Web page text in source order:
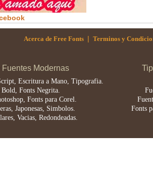
Acerca de Free Fonts | Terminos y
Fuentes Modernas
Escritura a Mano, Tipografia.
Bold, Fonts Negrita.
Fonts para Corel.
Japonesas, Simbolos.
Vacias, Redondeadas.
Fonts